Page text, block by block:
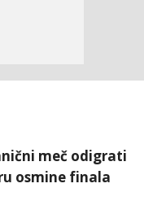
meč odigrati
osmine finala